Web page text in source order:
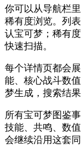
你可以从导航栏
稀有度浏览。列
认宝可梦；稀有
快速扫描。
每个详情页都会
能、核心战斗数
梦生成，搜索结
所有宝可梦图鉴
技能、共鸣、数
会继续沿用这套